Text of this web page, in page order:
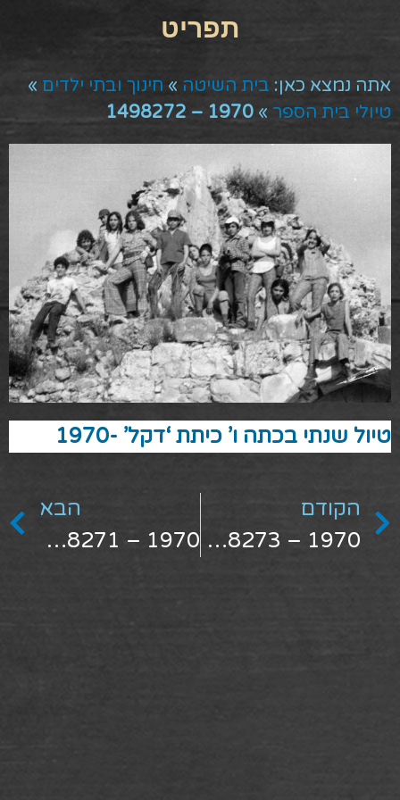
אתה נמצא כאן: בית השיטה » חינוך ובתי ילדים »
טיולי בית הספר »
1970 – 1498272
טיול שנתי בכתה ו’ כיתת ‘דקל’ -1970
הקודם
1970 – 1498273
הבא
1970 – 1498271